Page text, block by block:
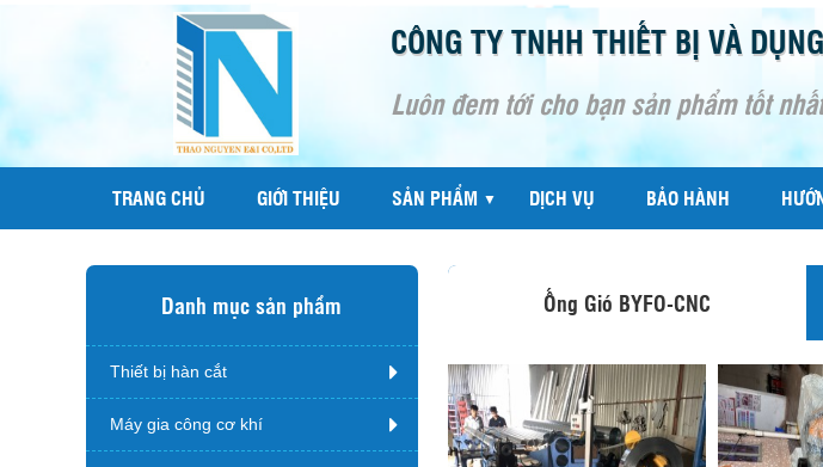
CÔNG TY TNHH THIẾT BỊ VÀ
Luôn đem tới cho bạn sản phẩm tốt
TRANG CHỦ GIỚI THIỆU SẢN PHẨM ▼ DỊCH VỤ BẢO HÀNH
Ống Gió BYFO-CNC
Danh mục sản phẩm
Thiết bị hàn cắt
Máy gia công cơ khí